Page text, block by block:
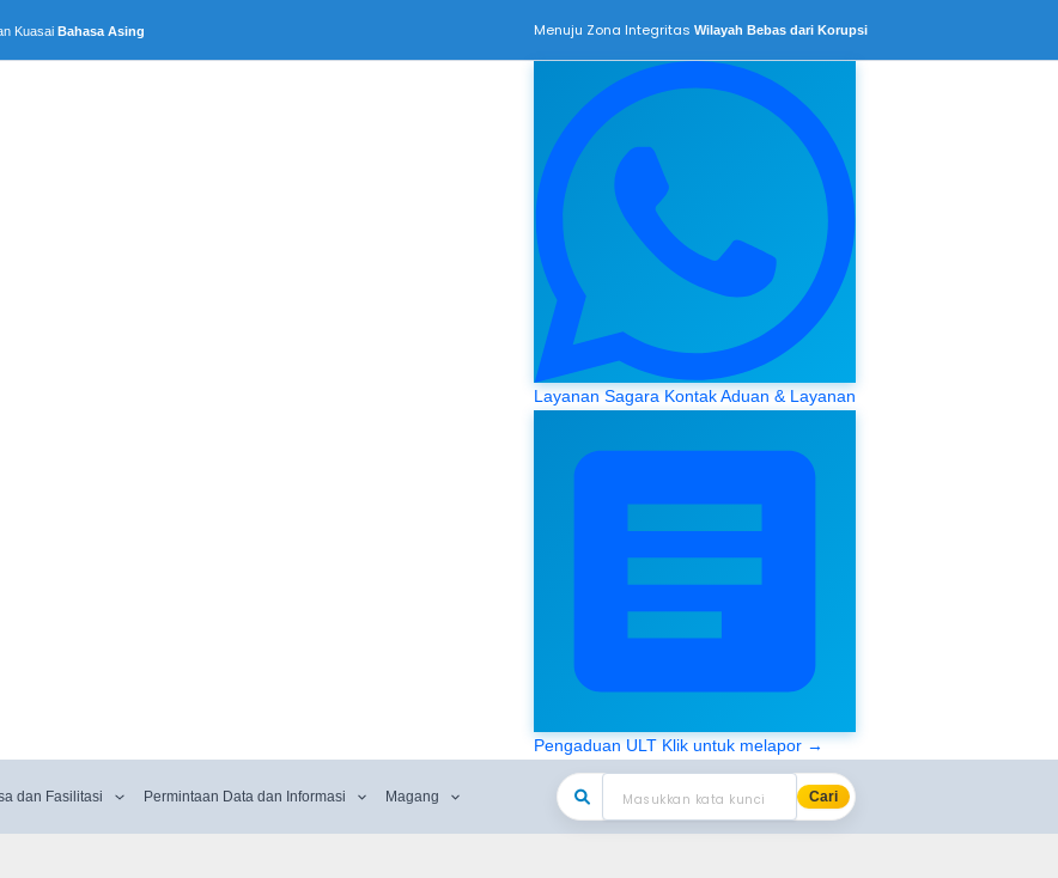
Kuasai Bahasa Asing Menuju Zona Integritas Wilayah Bebas dari Korupsi
Layanan Sagara Kontak Aduan & Layanan
Pengaduan ULT Klik untuk melapor →
dan Fasilitasi Permintaan Data dan Informasi Magang Cari